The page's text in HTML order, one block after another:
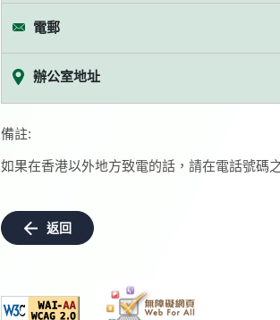
電郵
辦公室地址
備註:
如果在香港以外地方致電的話，請在電話號碼
返回